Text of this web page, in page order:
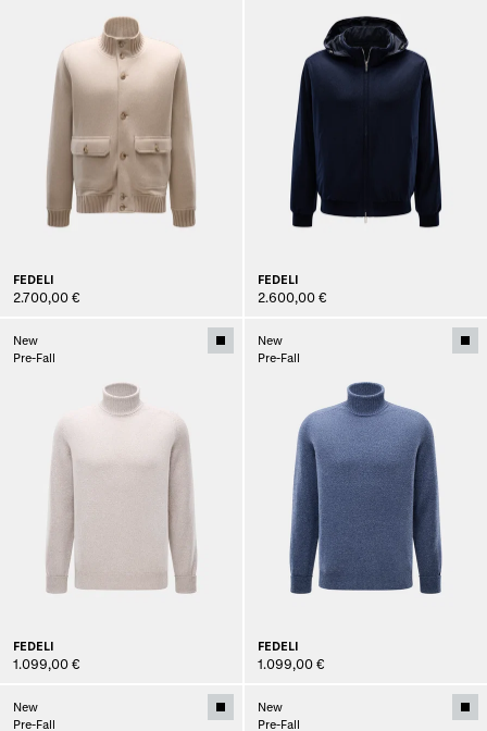
FEDELI
2.700,00 €
FEDELI
2.600,00 €
New
Pre-Fall
FEDELI
1.099,00 €
New
Pre-Fall
FEDELI
1.099,00 €
New
Pre-Fall
New
Pre-Fall